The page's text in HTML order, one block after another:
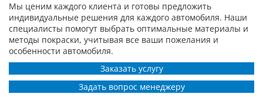
Мы ценим каждого клиента и готовы предложить
индивидуальные решения для каждого автомобиля. Наши
специалисты помогут выбрать оптимальные материалы и
методы покраски, учитывая все ваши пожелания и
особенности автомобиля.
Заказать услугу
Задать вопрос менеджеру